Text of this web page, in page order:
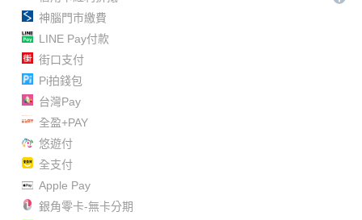
神腦門市繳費
LINE Pay付款
街口支付
Pi拍錢包
台灣Pay
全盈+PAY
悠遊付
全支付
Apple Pay
銀角零卡-無卡分期